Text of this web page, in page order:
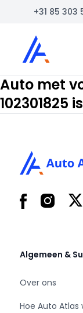
+31 85 303
Auto Atlas
Auto met
102301825
FacebookInstagram
X
Algemeen &
Over ons
Hoe Auto Atlas